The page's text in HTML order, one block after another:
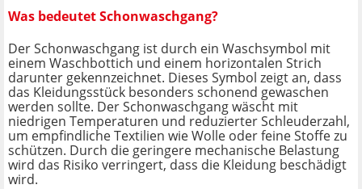
Was bedeutet Schonwaschgang?
Der Schonwaschgang ist durch ein Waschsymbol mit
einem Waschbottich und einem horizontalen Strich
darunter gekennzeichnet. Dieses Symbol zeigt an, dass
das Kleidungsstück besonders schonend gewaschen
werden sollte. Der Schonwaschgang wäscht mit
niedrigen Temperaturen und reduzierter Schleuderzahl,
um empfindliche Textilien wie Wolle oder feine Stoffe zu
schützen. Durch die geringere mechanische Belastung
wird das Risiko verringert, dass die Kleidung beschädigt
wird.